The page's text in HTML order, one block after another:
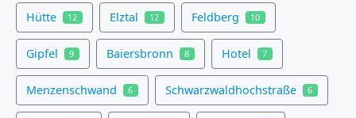
Hütte 12 Elztal 12 Feldberg 10
Gipfel 9 Baiersbronn 8 Hotel 7
Menzenschwand 6 Schwarzwaldhochstraße 6